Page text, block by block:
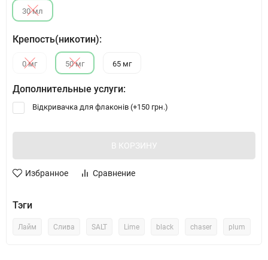
30 мл
Крепость(никотин):
0 мг 50 мг 65 мг
Дополнительные услуги:
Відкривачка для флаконів (+150 грн.)
В КОРЗИНУ
Избранное Сравнение
Тэги
Лайм Слива SALT Lime black chaser plum